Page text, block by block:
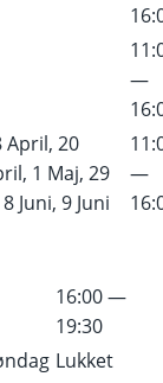
—
April, 20
1 Maj, 29
Juni, 9 Juni
—
16:00 —
19:30
Lukket
Mad